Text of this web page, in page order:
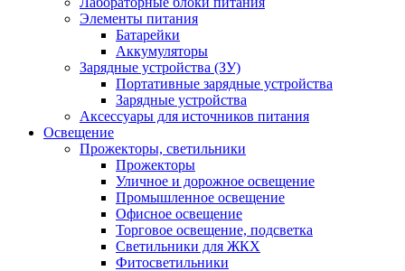
Элементы питания
Батарейки
Аккумуляторы
Зарядные устройства (ЗУ)
Портативные зарядные устройства
Зарядные устройства
Аксессуары для источников питания
Освещение
Прожекторы, светильники
Прожекторы
Уличное и дорожное освещение
Промышленное освещение
Офисное освещение
Торговое освещение, подсветка
Светильники для ЖКХ
Фитосветильники